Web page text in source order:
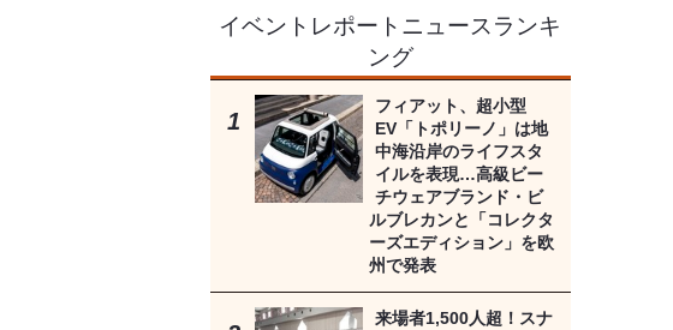
イベントレポートニュースランキ
ング
フィアット、超小型
EV「トポリーノ」は地
中海沿岸のライフスタ
イルを表現…高級ビー
チウェアブランド・ビ
ルブレカンと「コレクタ
ーズエディション」を欧
州で発表
来場者1,500人超！スナ